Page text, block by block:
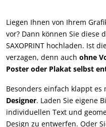
Liegen Ihnen von Ihrem
vor? Dann können Sie diese
SAXOPRINT hochladen. Ist
verzagen, denn auch ohne
Poster oder Plakat selbst
Besonders einfach klappt es
Designer. Laden Sie eigene
individuellen Text und
Design zu entwerfen. Oder